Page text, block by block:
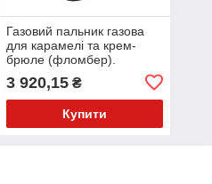
Газовий пальник газова
для карамелі та крем-
брюле (фломбер).
3 920,15₴
Купити